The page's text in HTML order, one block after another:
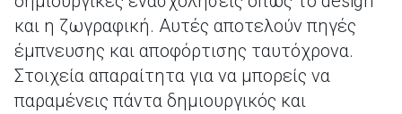
και η ζωγραφική. Αυτές αποτελούν πηγές
έμπνευσης και αποφόρτισης ταυτόχρονα.
Στοιχεία απαραίτητα για να μπορείς να
παραμένεις πάντα δημιουργικός και